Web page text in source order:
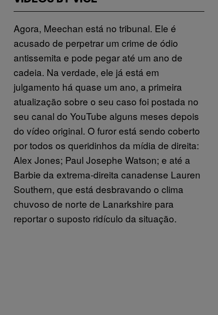
Agora, Meechan está no tribunal. Ele é
acusado de perpetrar um crime de ódio
antissemita e pode pegar até um ano de
cadeia. Na verdade, ele já está em
julgamento há quase um ano, a primeira
atualização sobre o seu caso foi postada no
seu canal do YouTube alguns meses depois
do vídeo original. O furor está sendo coberto
por todos os queridinhos da mídia de direita:
Alex Jones; Paul Josephe Watson; e até a
Barbie da extrema-direita canadense Lauren
Southern, que está desbravando o clima
chuvoso de norte de Lanarkshire para
reportar o suposto ridículo da situação.